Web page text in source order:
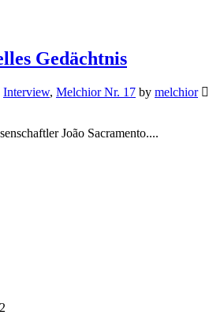
Gedächtnis
Interview, Melchior Nr. 17 by melchior
João Sacramento....